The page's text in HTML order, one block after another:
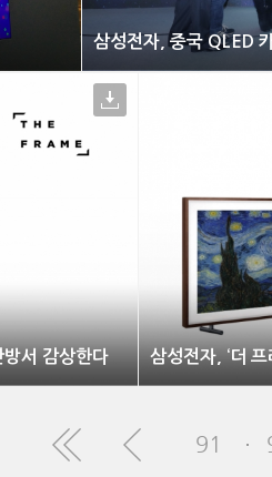
삼성전자, 중국 QLED
방서 감상한다 삼성전자, ‘더
91